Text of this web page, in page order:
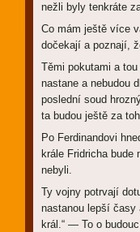
nežli byly tenkráte
Co mám ještě více
dočekají a poznají,
Těmi pokutami a
nastane a nebudou
poslední soud
ta budou ještě za
Po Ferdinandovi
krále Fridricha bude
nebyli.
Ty vojny potrvají
nastanou lepší časy
král.“ — To o